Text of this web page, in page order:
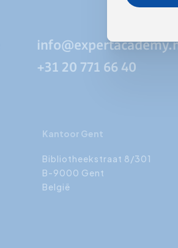
+31 20 771 66 40
Kantoor Gent
Bibliotheekstraat 8/301
B-9000 Gent
België